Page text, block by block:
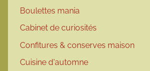
Boulettes mania
Cabinet de curiosités
Confitures & conserves maison
Cuisine d'automne